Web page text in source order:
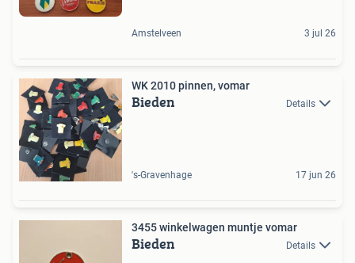
Amstelveen 3 jul 26
WK 2010 pinnen, vomar
Bieden Details
's-Gravenhage 17 jun 26
3455 winkelwagen muntje vomar
Bieden Details